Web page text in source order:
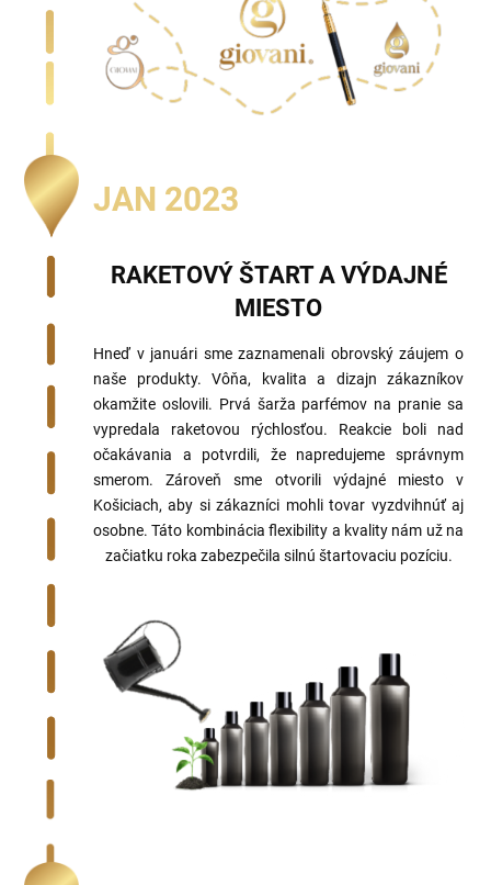
JAN 2023
RAKETOVÝ ŠTART A VÝDAJNÉ
MIESTO
Hneď v januári sme zaznamenali obrovský záujem o
naše produkty. Vôňa, kvalita a dizajn zákazníkov
okamžite oslovili. Prvá šarža parfémov na pranie sa
vypredala raketovou rýchlosťou. Reakcie boli nad
očakávania a potvrdili, že napredujeme správnym
smerom. Zároveň sme otvorili výdajné miesto v
Košiciach, aby si zákazníci mohli tovar vyzdvihnúť aj
osobne. Táto kombinácia flexibility a kvality nám už na
začiatku roka zabezpečila silnú štartovaciu pozíciu.